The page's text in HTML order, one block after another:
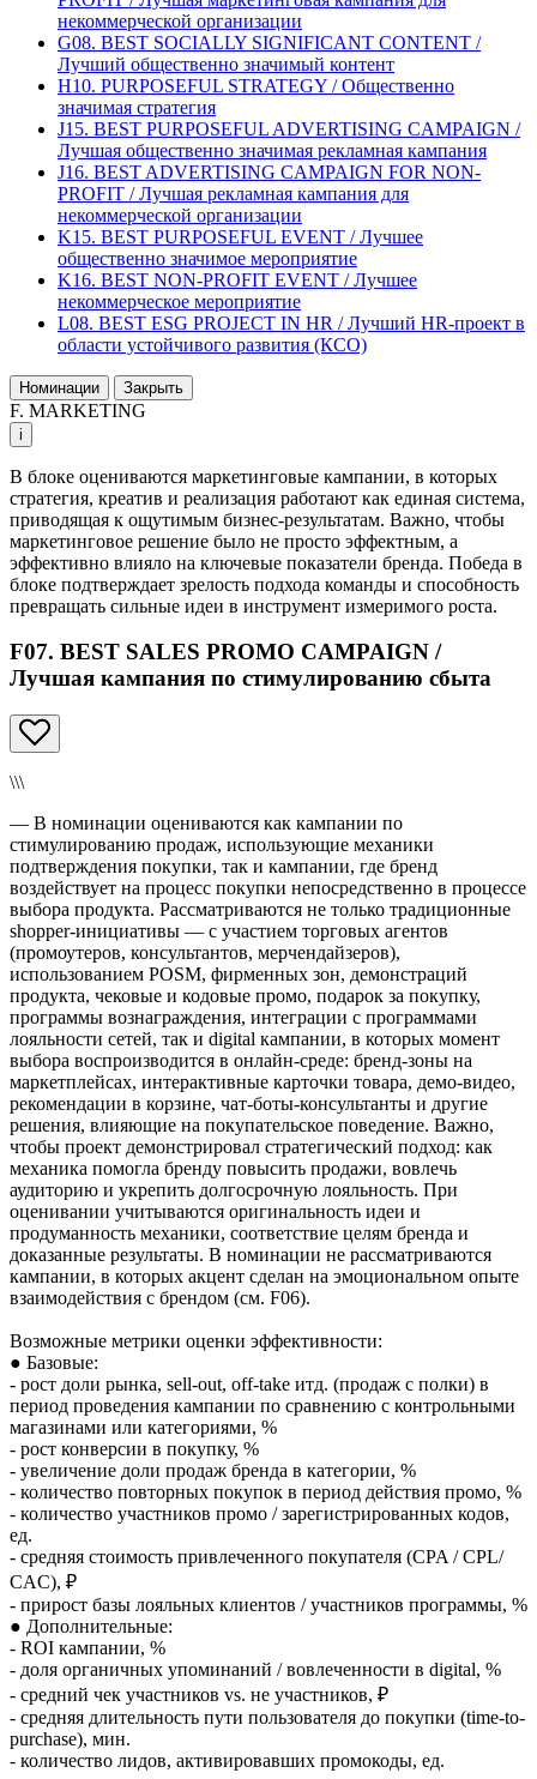
некоммерческой организации
G08. BEST SOCIALLY SIGNIFICANT CONTENT /
Лучший общественно значимый контент
H10. PURPOSEFUL STRATEGY / Общественно
значимая стратегия
J15. BEST PURPOSEFUL ADVERTISING CAMPAIGN /
Лучшая общественно значимая рекламная кампания
J16. BEST ADVERTISING CAMPAIGN FOR NON-
PROFIT / Лучшая рекламная кампания для
некоммерческой организации
K15. BEST PURPOSEFUL EVENT / Лучшее
общественно значимое мероприятие
K16. BEST NON-PROFIT EVENT / Лучшее
некоммерческое мероприятие
L08. BEST ESG PROJECT IN HR / Лучший HR-проект в
области устойчивого развития (КСО)
Номинации Закрыть
F. MARKETING
i
В блоке оцениваются маркетинговые кампании, в которых
стратегия, креатив и реализация работают как единая система,
приводящая к ощутимым бизнес-результатам. Важно, чтобы
маркетинговое решение было не просто эффектным, а
эффективно влияло на ключевые показатели бренда. Победа в
блоке подтверждает зрелость подхода команды и способность
превращать сильные идеи в инструмент измеримого роста.
F07. BEST SALES PROMO CAMPAIGN /
Лучшая кампания по стимулированию сбыта
\\\
— В номинации оцениваются как кампании по
стимулированию продаж, использующие механики
подтверждения покупки, так и кампании, где бренд
воздействует на процесс покупки непосредственно в процессе
выбора продукта. Рассматриваются не только традиционные
shopper-инициативы — с участием торговых агентов
(промоутеров, консультантов, мерчендайзеров),
использованием POSM, фирменных зон, демонстраций
продукта, чековые и кодовые промо, подарок за покупку,
программы вознаграждения, интеграции с программами
лояльности сетей, так и digital кампании, в которых момент
выбора воспроизводится в онлайн-среде: бренд-зоны на
маркетплейсах, интерактивные карточки товара, демо-видео,
рекомендации в корзине, чат-боты-консультанты и другие
решения, влияющие на покупательское поведение. Важно,
чтобы проект демонстрировал стратегический подход: как
механика помогла бренду повысить продажи, вовлечь
аудиторию и укрепить долгосрочную лояльность. При
оценивании учитываются оригинальность идеи и
продуманность механики, соответствие целям бренда и
доказанные результаты. В номинации не рассматриваются
кампании, в которых акцент сделан на эмоциональном опыте
взаимодействия с брендом (см. F06).
Возможные метрики оценки эффективности:
● Базовые:
- рост доли рынка, sell-out, off-take итд. (продаж с полки) в
период проведения кампании по сравнению с контрольными
магазинами или категориями, %
- рост конверсии в покупку, %
- увеличение доли продаж бренда в категории, %
- количество повторных покупок в период действия промо, %
- количество участников промо / зарегистрированных кодов,
ед.
- средняя стоимость привлеченного покупателя (CPA / CPL/
CAC), ₽
- прирост базы лояльных клиентов / участников программы, %
● Дополнительные:
- ROI кампании, %
- доля органичных упоминаний / вовлеченности в digital, %
- средний чек участников vs. не участников, ₽
- средняя длительность пути пользователя до покупки (time-to-
purchase), мин.
- количество лидов, активировавших промокоды, ед.